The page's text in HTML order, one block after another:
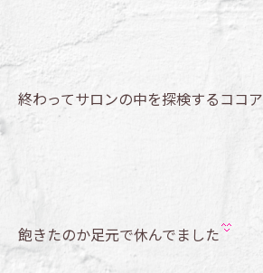
終わってサロンの中を探検するココア
飽きたのか足元で休んでました